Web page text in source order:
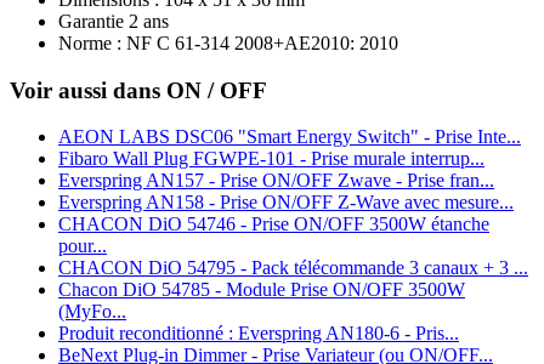
Garantie 2 ans
Norme : NF C 61-314 2008+AE2010: 2010
Voir aussi dans ON / OFF
AEON LABS DSC06 "Smart Energy Switch" - Prise Inte...
Fibaro Wall Plug FGWPE-101 - Prise murale interrup...
Everspring AN157 - Prise ON/OFF Zwave - Prise fran...
Everspring AN158 - Prise ON/OFF Z-Wave avec mesure...
CHACON DiO 54746 - Prise ON/OFF 3500W étanche
pour...
CHACON DiO 54795 - Pack télécommande 3 canaux + 3 ...
Chacon DiO 54785 - Module Prise ON/OFF 3500W
(MyFo...
Produit reconditionné : Everspring AN180-6 - Pris...
BeNext Plug-in Dimmer - Prise Variateur (ou ON/OFF...